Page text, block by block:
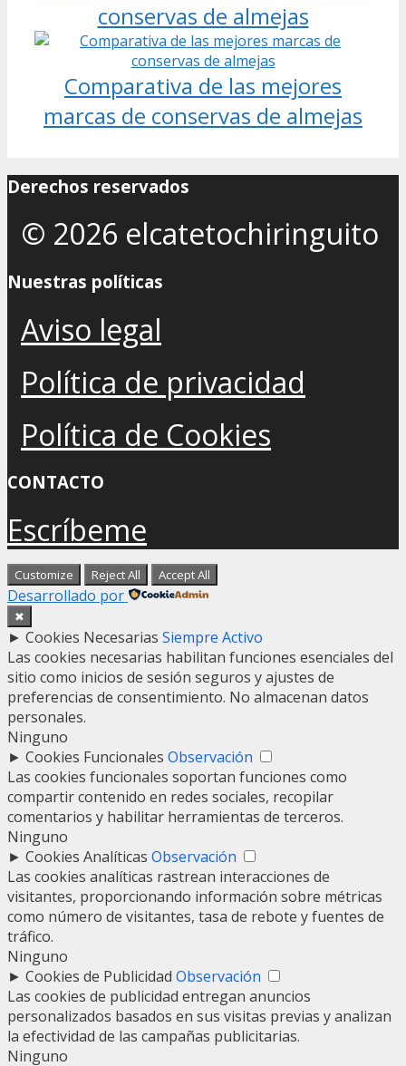
conservas de almejas
Comparativa de las mejores
marcas de conservas de almejas
Derechos reservados
© 2026 elcatetochiringuito
Nuestras políticas
Aviso legal
Política de privacidad
Política de Cookies
CONTACTO
Escríbeme
Customize Reject All Accept All
Desarrollado por
✖
► Cookies Necesarias Siempre Activo
Las cookies necesarias habilitan funciones esenciales del
sitio como inicios de sesión seguros y ajustes de
preferencias de consentimiento. No almacenan datos
personales.
Ninguno
► Cookies Funcionales Observación
Las cookies funcionales soportan funciones como
compartir contenido en redes sociales, recopilar
comentarios y habilitar herramientas de terceros.
Ninguno
► Cookies Analíticas Observación
Las cookies analíticas rastrean interacciones de
visitantes, proporcionando información sobre métricas
como número de visitantes, tasa de rebote y fuentes de
tráfico.
Ninguno
► Cookies de Publicidad Observación
Las cookies de publicidad entregan anuncios
personalizados basados en sus visitas previas y analizan
la efectividad de las campañas publicitarias.
Ninguno